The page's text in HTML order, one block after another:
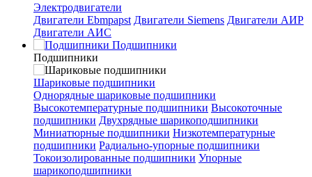
Электродвигатели
Двигатели Ebmpapst Двигатели Siemens Двигатели АИР
Двигатели АИС
Подшипники
Подшипники
Шариковые подшипники
Однорядные шариковые подшипники
Высокотемпературные подшипники Высокоточные
подшипники Двухрядные шарикоподшипники
Миниатюрные подшипники Низкотемпературные
подшипники Радиально-упорные подшипники
Токоизолированные подшипники Упорные
шарикоподшипники